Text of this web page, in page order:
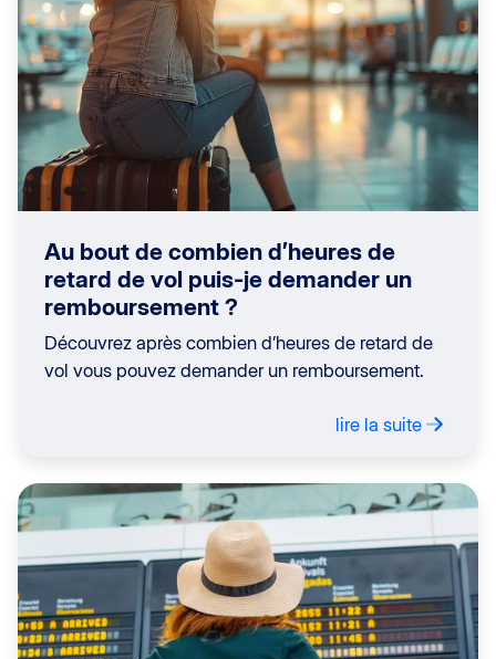
Au bout de combien d’heures de
retard de vol puis-je demander un
remboursement ?
Découvrez après combien d’heures de retard de
vol vous pouvez demander un remboursement.
lire la suite